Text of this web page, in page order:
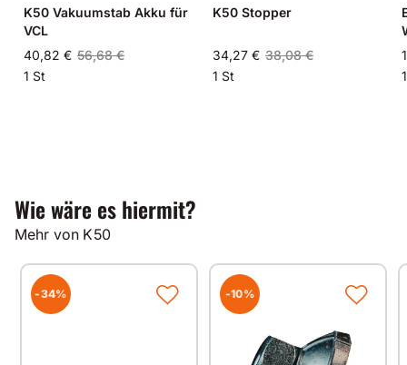
K50 Vakuumstab Akku für
VCL
40,82 € 56,68 €
1 St
K50 Stopper
34,27 € 38,08 €
1 St
Wie wäre es hiermit?
Mehr von K50
-34% -10%